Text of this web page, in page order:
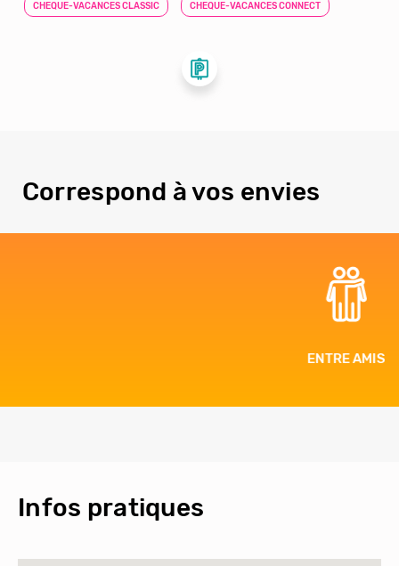
CHEQUE-VACANCES CLASSIC CHEQUE-VACANCES CONNECT
Correspond à vos envies
Infos pratiques